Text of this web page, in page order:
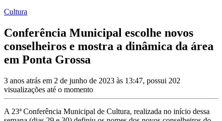
Cultura
Conferência Municipal escolhe novos
conselheiros e mostra a dinâmica da área
em Ponta Grossa
3 anos atrás em 2 de junho de 2023 às 13:47, possui 202
visualizações até o momento
A 23ª Conferência Municipal de Cultura, realizada no início dessa